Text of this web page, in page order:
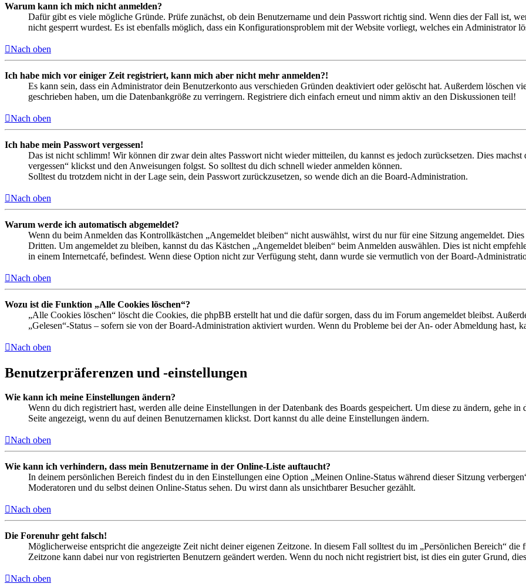
Warum kann ich mich nicht anmelden?
Dafür gibt es viele mögliche Gründe. Prüfe zunächst, ob dein Benutzername und dein Passwort richtig sind. Wenn dies der Fall ist,
nicht gesperrt wurdest. Es ist ebenfalls möglich, dass ein Konfigurationsproblem mit der Website vorliegt, welches ein Administrator
Nach oben
Ich habe mich vor einiger Zeit registriert, kann mich aber nicht mehr anmelden?!
Es kann sein, dass ein Administrator dein Benutzerkonto aus verschieden Gründen deaktiviert oder gelöscht hat. Außerdem löschen
geschrieben haben, um die Datenbankgröße zu verringern. Registriere dich einfach erneut und nimm aktiv an den Diskussionen teil!
Nach oben
Ich habe mein Passwort vergessen!
Das ist nicht schlimm! Wir können dir zwar dein altes Passwort nicht wieder mitteilen, du kannst es jedoch zurücksetzen. Dies
vergessen“ klickst und den Anweisungen folgst. So solltest du dich schnell wieder anmelden können.
Solltest du trotzdem nicht in der Lage sein, dein Passwort zurückzusetzen, so wende dich an die Board-Administration.
Nach oben
Warum werde ich automatisch abgemeldet?
Wenn du beim Anmelden das Kontrollkästchen „Angemeldet bleiben“ nicht auswählst, wirst du nur für eine Sitzung angemeldet.
Dritten. Um angemeldet zu bleiben, kannst du das Kästchen „Angemeldet bleiben“ beim Anmelden auswählen. Dies ist nicht
in einem Internetcafé, befindest. Wenn diese Option nicht zur Verfügung steht, dann wurde sie vermutlich von der Board-
Nach oben
Wozu ist die Funktion „Alle Cookies löschen“?
„Alle Cookies löschen“ löscht die Cookies, die phpBB erstellt hat und die dafür sorgen, dass du im Forum angemeldet bleibst.
„Gelesen“-Status – sofern sie von der Board-Administration aktiviert wurden. Wenn du Probleme bei der An- oder Abmeldung hast,
Nach oben
Benutzerpräferenzen und -einstellungen
Wie kann ich meine Einstellungen ändern?
Wenn du dich registriert hast, werden alle deine Einstellungen in der Datenbank des Boards gespeichert. Um diese zu ändern, gehe
Seite angezeigt, wenn du auf deinen Benutzernamen klickst. Dort kannst du alle deine Einstellungen ändern.
Nach oben
Wie kann ich verhindern, dass mein Benutzername in der Online-Liste auftaucht?
In deinem persönlichen Bereich findest du in den Einstellungen eine Option „Meinen Online-Status während dieser Sitzung
Moderatoren und du selbst deinen Online-Status sehen. Du wirst dann als unsichtbarer Besucher gezählt.
Nach oben
Die Forenuhr geht falsch!
Möglicherweise entspricht die angezeigte Zeit nicht deiner eigenen Zeitzone. In diesem Fall solltest du im „Persönlichen Bereich“
Zeitzone kann dabei nur von registrierten Benutzern geändert werden. Wenn du noch nicht registriert bist, ist dies ein guter Grund,
Nach oben